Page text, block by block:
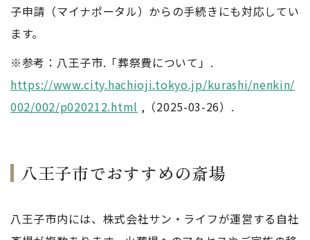
子申請（マイナポータル）からの手続きにも対応してい
ます。
※参考：八王子市.「葬祭費について」.
https://www.city.hachioji.tokyo.jp/kurashi/nenkin/
002/002/p020212.html ,（2025-03-26）.
八王子市でおすすめの斎場
八王子市内には、株式会社サン・ライフが運営する自社